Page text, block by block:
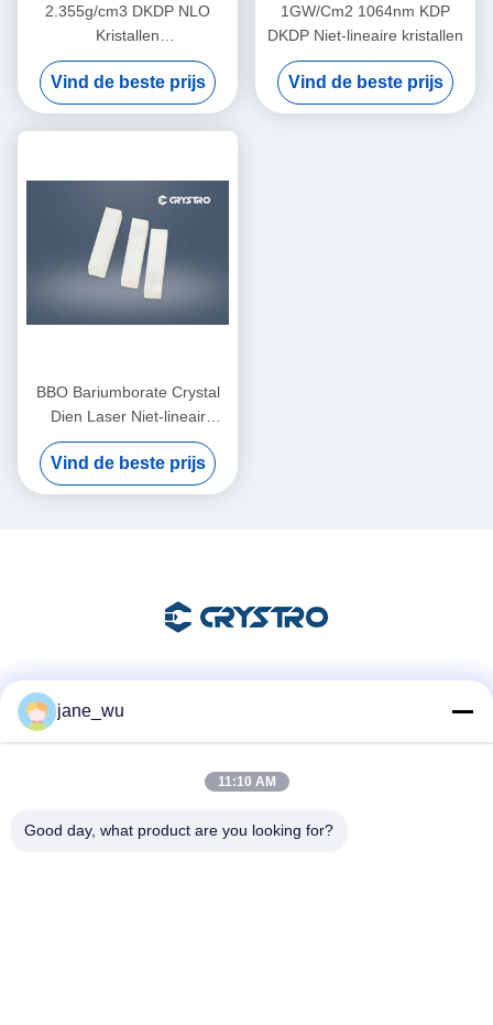
2.355g/cm3 DKDP NLO
Kristallen
Kaliumdihydrogenfosfaat
Voor Q-schakelaar
Vind de beste prijs
1GW/Cm2 1064nm KDP
DKDP Niet-lineaire kristallen
Vind de beste prijs
BBO Bariumborate Crystal
Dien Laser Niet-lineair
BaB2O4 Brede transparantie
Vind de beste prijs
jane_wu
11:10 AM
Good day, what product are you looking for?